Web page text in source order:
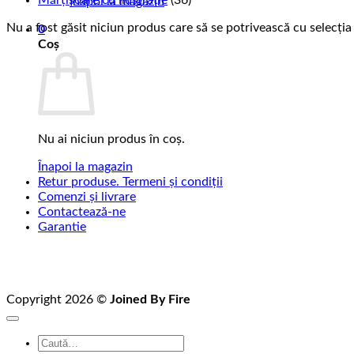
0
Coș
Nu ai niciun produs în coș.
Înapoi la magazin
Nu a fost găsit niciun produs care să se potrivească cu
Retur produse. Termeni și condiții
Comenzi și livrare
Contactează-ne
Garantie
Copyright 2026 © Joined By Fire
Caută